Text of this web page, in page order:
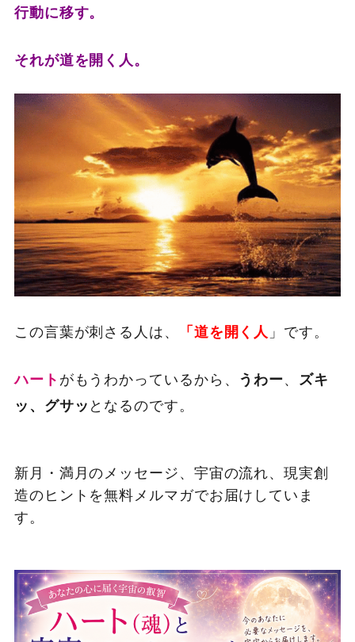
行動に移す。
それが道を開く人。
この言葉が刺さる人は、 「道を開く人 」です。
ハートがもうわかっているから、 うわー、 ズキ
ッ、グサッとなるのです。
新月・満月のメッセージ、宇宙の流れ、現実創
造のヒントを無料メルマガでお届けしていま
す。